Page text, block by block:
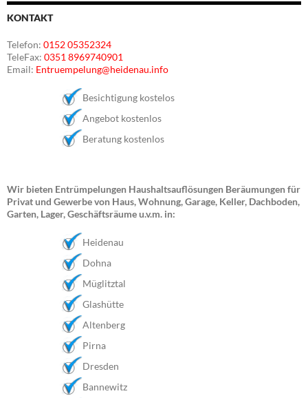
KONTAKT
Telefon: 0152 05352324
TeleFax: 0351 8969740901
Email: Entruempelung@heidenau.info
Besichtigung kostelos
Angebot kostenlos
Beratung kostenlos
Wir bieten Entrümpelungen Haushaltsauflösungen Beräumungen für
Privat und Gewerbe von Haus, Wohnung, Garage, Keller, Dachboden,
Garten, Lager, Geschäftsräume u.v.m. in:
Heidenau
Dohna
Müglitztal
Glashütte
Altenberg
Pirna
Dresden
Bannewitz